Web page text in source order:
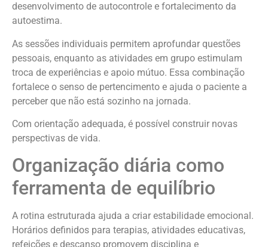
desenvolvimento de autocontrole e fortalecimento da
autoestima.
As sessões individuais permitem aprofundar questões
pessoais, enquanto as atividades em grupo estimulam
troca de experiências e apoio mútuo. Essa combinação
fortalece o senso de pertencimento e ajuda o paciente a
perceber que não está sozinho na jornada.
Com orientação adequada, é possível construir novas
perspectivas de vida.
Organização diária como
ferramenta de equilíbrio
A rotina estruturada ajuda a criar estabilidade emocional.
Horários definidos para terapias, atividades educativas,
refeições e descanso promovem disciplina e